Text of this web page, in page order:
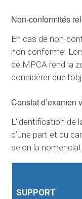
Non-conformités
En cas de non-
non conforme.
de MPCA rend la
considérer que
Constat d’examen
L'identification de
d’une part et du
selon la
SUPPORT